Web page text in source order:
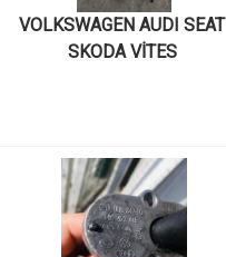
VOLKSWAGEN AUDI SEAT
SKODA VİTES
6K0711049 6K0711266B
6K0711265D